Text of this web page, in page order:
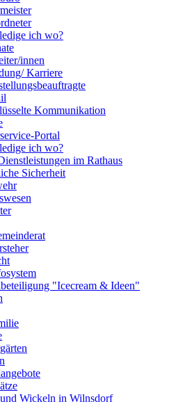
ich wo?
innen
Karriere
Kommunikation
Portal
ich wo?
im Rathaus
Sicherheit
"Icecream & Ideen"
Wickeln in Wilnsdorf